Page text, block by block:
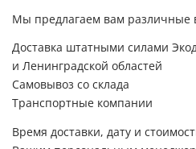
и уже через 2 дня ко мне
компании Экодар -очень
ответственные люди.За
спасибо и долгих лет
Мы предлагаем вам различные
Доставка штатными силами
и Ленинградской областей
Самовывоз со склада
Транспортные компании
Время доставки, дату и